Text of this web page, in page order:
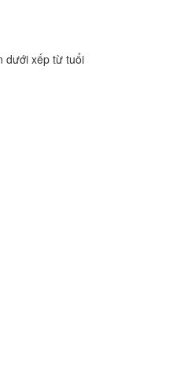
dưới xếp từ tuổi